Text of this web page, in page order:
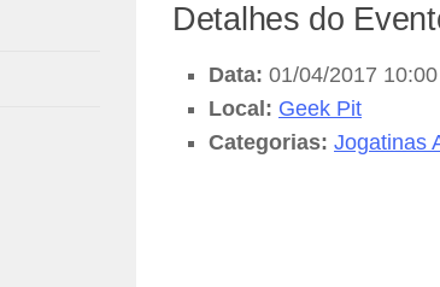
Detalhes do
Data: 01/04/2017 10:00
Local: Geek Pit
Categorias: Jogatinas